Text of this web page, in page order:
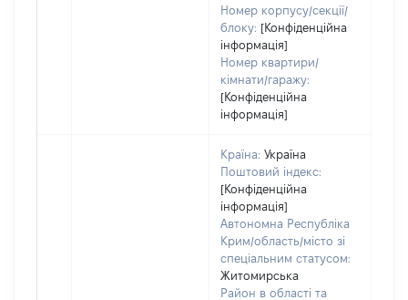
Номер корпусу/секції/
блоку: [Конфіденційна
інформація]
Номер квартири/
кімнати/гаражу:
[Конфіденційна
інформація]
Країна: Україна
Поштовий індекс:
[Конфіденційна
інформація]
Автономна Республіка
Крим/область/місто зі
спеціальним статусом:
Житомирська
Район в області та